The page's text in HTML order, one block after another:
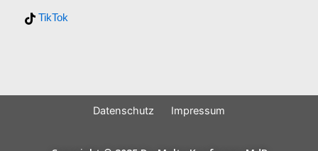
TikTok
Datenschutz Impressum